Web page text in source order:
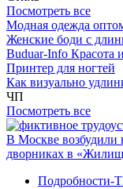
Посмотреть все
Модная одежда
Женские боди с
Buduar-Info Красота
Принтер для ногтей
Как визуально
ЧП
Посмотреть все
В Москве возбудили
дворниках в
Подробности-